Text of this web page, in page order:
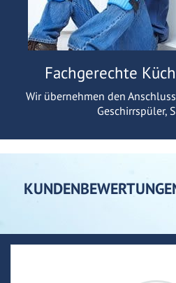
Fachgerechte
Wir übernehmen den
Geschirrspüler,